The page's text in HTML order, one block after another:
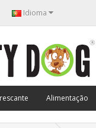
Idioma
Alimentação